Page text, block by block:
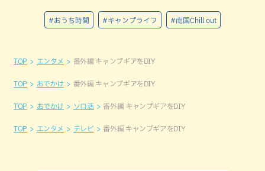
#おうち時間 #キャンプライフ #南国Chill out
TOP エンタメ 番外編 キャンプギアをDIY
TOP おでかけ 番外編 キャンプギアをDIY
TOP おでかけ ソロ活 番外編 キャンプギアをDIY
TOP エンタメ テレビ 番外編 キャンプギアをDIY